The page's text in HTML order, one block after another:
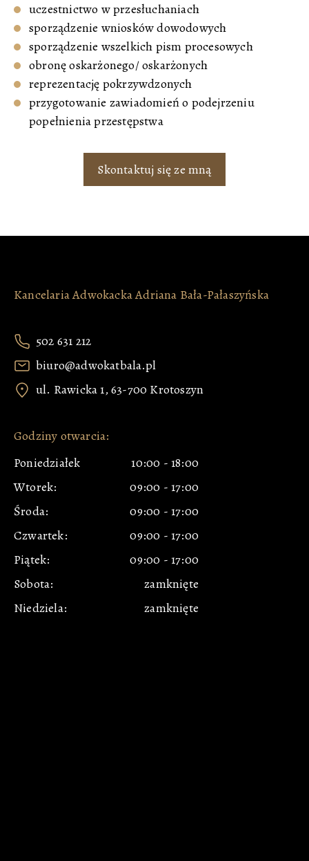
uczestnictwo w przesłuchaniach
sporządzenie wniosków dowodowych
sporządzenie wszelkich pism procesowych
obronę oskarżonego/ oskarżonych
reprezentację pokrzywdzonych
przygotowanie zawiadomień o podejrzeniu
popełnienia przestępstwa
Skontaktuj się ze mną
Kancelaria Adwokacka Adriana Bała-Pałaszyńska
502 631 212
biuro@adwokatbala.pl
ul. Rawicka 1, 63-700 Krotoszyn
Godziny otwarcia:
Poniedziałek
10:00 - 18:00
Wtorek:
09:00 - 17:00
Środa:
09:00 - 17:00
Czwartek:
09:00 - 17:00
Piątek:
09:00 - 17:00
Sobota:
zamknięte
Niedziela:
zamknięte